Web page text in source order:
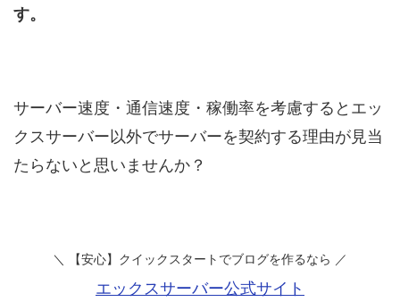
す。
サーバー速度・通信速度・稼働率を考慮するとエッ
クスサーバー以外でサーバーを契約する理由が見当
たらないと思いませんか？
＼ 【安心】クイックスタートでブログを作るなら ／
エックスサーバー公式サイト